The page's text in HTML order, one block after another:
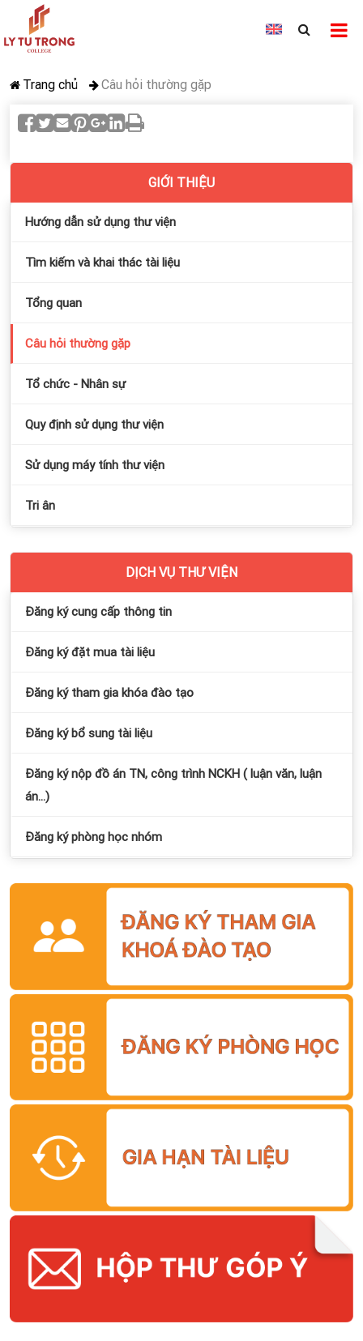
Trang chủ Câu hỏi thường gặp
GIỚI THIỆU
Hướng dẫn sử dụng thư viện
Tìm kiếm và khai thác tài liệu
Tổng quan
Câu hỏi thường gặp
Tổ chức - Nhân sự
Quy định sử dụng thư viện
Sử dụng máy tính thư viện
Tri ân
DỊCH VỤ THƯ VIỆN
Đăng ký cung cấp thông tin
Đăng ký đặt mua tài liệu
Đăng ký tham gia khóa đào tạo
Đăng ký bổ sung tài liệu
Đăng ký nộp đồ án TN, công trình NCKH ( luận văn, luận
án...)
Đăng ký phòng học nhóm